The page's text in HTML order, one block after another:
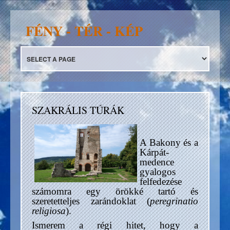
FÉNY - TÉR - KÉP
SZAKRÁLIS TÚRÁK
A Bakony és a
Kárpát-
medence
gyalogos
felfedezése
számomra egy örökké tartó és
szeretetteljes zarándoklat (peregrinatio
religiosa).
Ismerem a régi hitet, hogy a